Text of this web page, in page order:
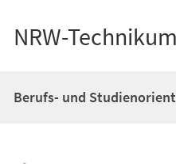
NRW-
Berufs- und